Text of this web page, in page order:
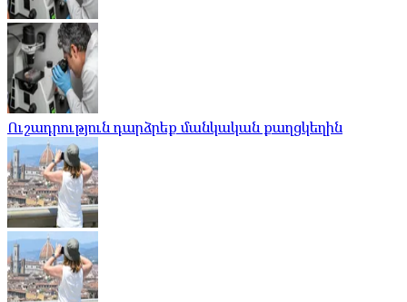
Ուշադրություն դարձրեք մանկական քաղցկեղին